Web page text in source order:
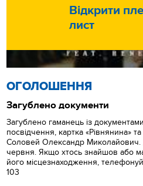
Відкрити
лист
ОГОЛОШЕННЯ
Загублено документи
Загублено гаманець із
посвідчення, картка «Рівнянина» та
Соловей Олександр Миколайович.
червня. Якщо хтось знайшов або
його місцезнаходження,
103